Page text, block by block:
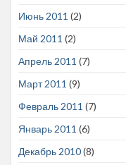
Июнь 2011 (2)
Май 2011 (2)
Апрель 2011 (7)
Март 2011 (9)
Февраль 2011 (7)
Январь 2011 (6)
Декабрь 2010(8)